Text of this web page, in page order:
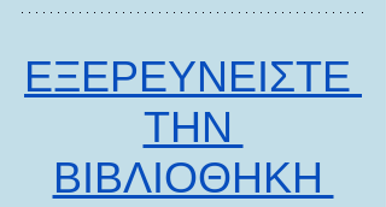
ΕΞΕΡΕΥΝΕΙΣΤΕ
ΤΗΝ
ΒΙΒΛΙΟΘΗΚΗ